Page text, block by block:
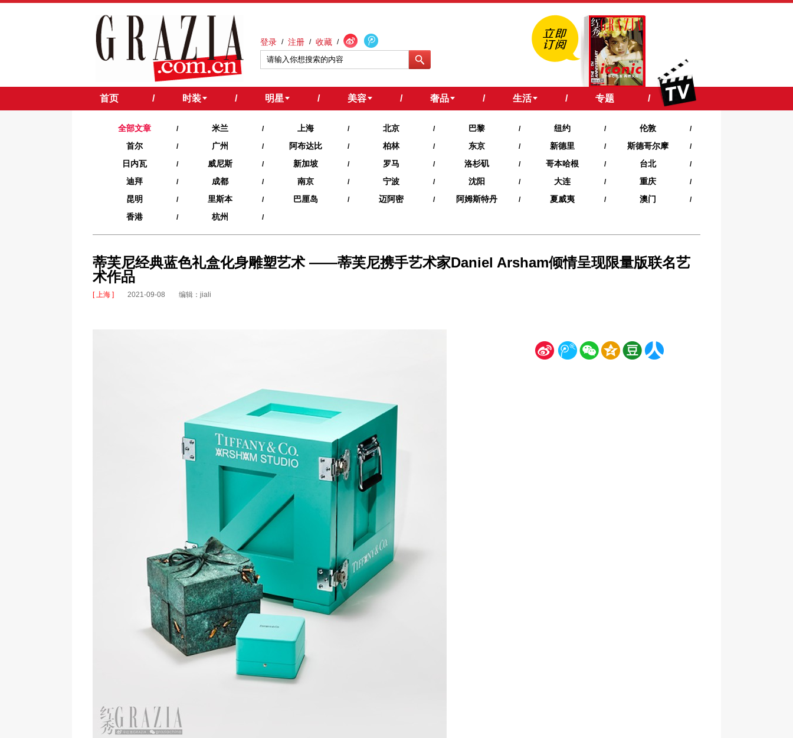
登录 / 注册 / 收藏 /
首页 / 时装 / 明星 / 美容 / 奢品 / 生活 / 专题 /
全部文章 / 米兰 / 上海 / 北京 / 巴黎 / 纽约 / 伦敦 /
首尔 / 广州 / 阿布达比 / 柏林 / 东京 / 新德里 / 斯德哥尔摩 /
日内瓦 / 威尼斯 / 新加坡 / 罗马 / 洛杉矶 / 哥本哈根 / 台北 /
迪拜 / 成都 / 南京 / 宁波 / 沈阳 / 大连 / 重庆 /
昆明 / 里斯本 / 巴厘岛 / 迈阿密 / 阿姆斯特丹 / 夏威夷‍ / 澳门 /
香港 / 杭州 /
蒂芙尼经典蓝色礼盒化身雕塑艺术 ——蒂芙尼携手艺术家Daniel Arsham倾情呈现限量版联名艺
术作品
[ 上海 ] 2021-09-08 编辑：jiali
新 腾 微 空 豆